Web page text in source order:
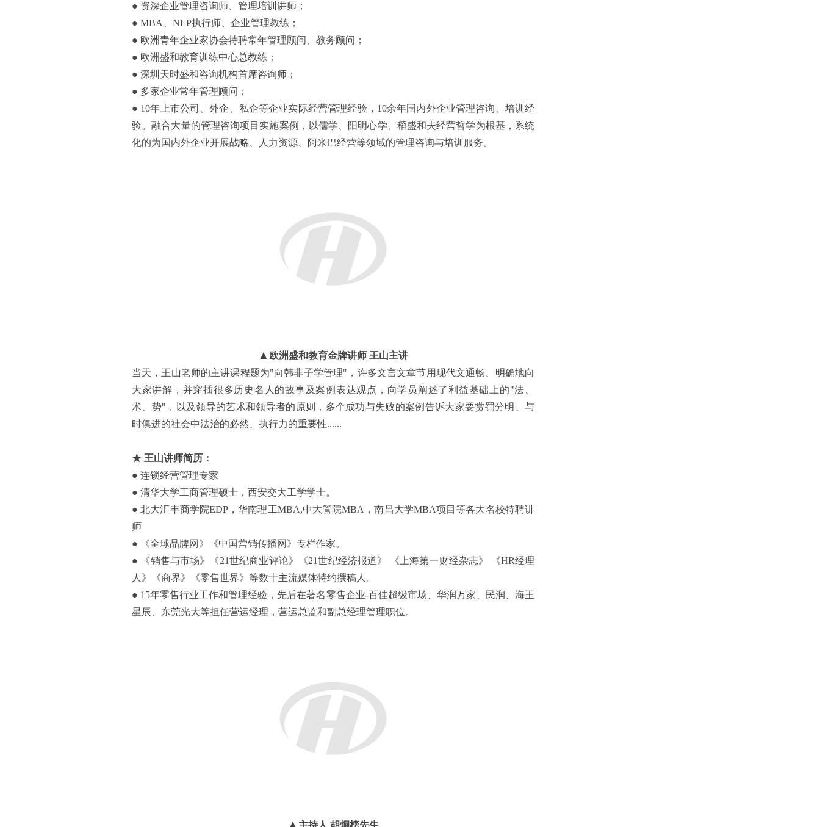
● 资深企业管理咨询师、管理培训讲师；
● MBA NLP执行师、企业管理教练；
● 欧洲青年企业家协会特聘常年管理顾问、教务顾问；
● 欧洲盛和教育训练中心总教练；
● 深圳天时盛和咨询机构首席咨询师；
● 多家企业常年管理顾问；
● 10年上市公司、外企、私企等企业实际经营管理经验， 10余年国内外企业管理咨询、培训经
验。融合大量的管理咨询项目实施案例，以儒学、阳明心学、稻盛和夫经营哲学为根基，系统
化的为国内外企业开展战略、人力资源、阿米巴经营等领域的管理咨询与培训服务。
▲ 欧洲盛和教育金牌讲师 王山主讲
当天，王山老师的主讲课程题为"向韩非子学管理" ，许多文言文章节用现代文通畅、明确地向
大家讲解，并穿插很多历史名人的故事及案例表达观点，向学员阐述了利益基础上的"法、
术、势" ，以及领导的艺术和领导者的原则，多个成功与失败的案例告诉大家要赏罚分明、与
时俱进的社会中法治的必然、执行力的重要性......
★ 王山讲师简历：
● 连锁经营管理专家
● 清华大学工商管理硕士，西安交大工学学士。
● 北大汇丰商学院EDP ，华南理工MBA,中大管院MBA ，南昌大学MBA项目等各大名校特聘讲
师
● 《全球品牌网》《中国营销传播网》专栏作家。
● 《销售与市场》《21世纪商业评论》《21世纪经济报道》 《上海第一财经杂志》 《HR经理
人》《商界》《零售世界》等数十主流媒体特约撰稿人。
● 15年零售行业工作和管理经验，先后在著名零售企业-百佳超级市场、华润万家、民润、海王
星辰、东莞光大等担任营运经理，营运总监和副总经理管理职位。
▲ 主持人 胡炯榜先生